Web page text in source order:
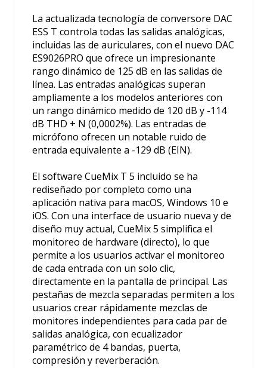
La actualizada tecnología de conversore DAC
ESS T controla todas las salidas analógicas,
incluidas las de auriculares, con el nuevo DAC
ES9026PRO que ofrece un impresionante
rango dinámico de 125 dB en las salidas de
línea. Las entradas analógicas superan
ampliamente a los modelos anteriores con
un rango dinámico medido de 120 dB y -114
dB THD + N (0,0002%). Las entradas de
micrófono ofrecen un notable ruido de
entrada equivalente a -129 dB (EIN).
El software CueMix T 5 incluido se ha
rediseñado por completo como una
aplicación nativa para macOS, Windows 10 e
iOS. Con una interface de usuario nueva y de
diseño muy actual, CueMix 5 simplifica el
monitoreo de hardware (directo), lo que
permite a los usuarios activar el monitoreo
de cada entrada con un solo clic,
directamente en la pantalla de principal. Las
pestañas de mezcla separadas permiten a los
usuarios crear rápidamente mezclas de
monitores independientes para cada par de
salidas analógica, con ecualizador
paramétrico de 4 bandas, puerta,
compresión y reverberación.